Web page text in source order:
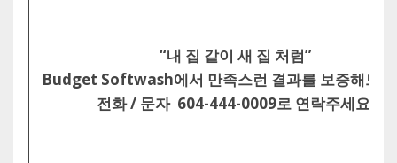
“내 집 같이 새 집 처럼”
Budget Softwash에서 만족스런 결과를 보증해드
전화 / 문자 604-444-0009로 연락주세요!